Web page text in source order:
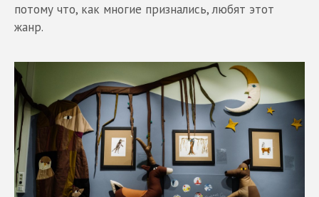
потому что, как многие признались, любят этот
жанр.